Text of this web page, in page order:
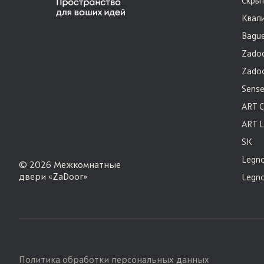
© 2026 Межкомнатные
двери «ZaDoor»
Sense
ART
ART
SK
Политика обработки персональных данных